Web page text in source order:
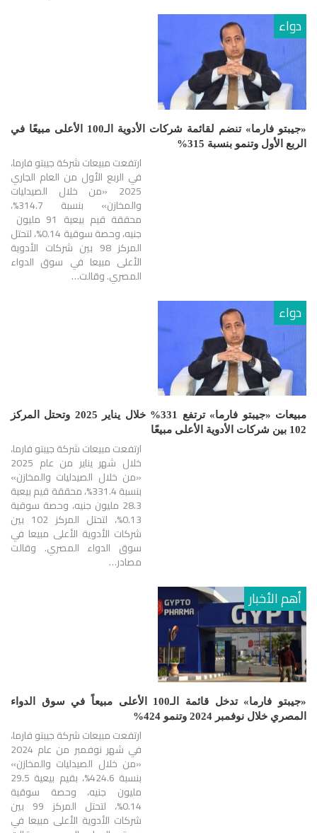
دواء
«جيبتو فارما» تنضم لقائمة شركات الأدوية الـ100 الأعلى مبيعًا في
الربع الأول وتنمو بنسبة 315%
ارتفعت مبيعات شركة جيبتو فارما،
في الربع الأول من العام الجاري
2025 «من خلال الصيدليات
والمخازن» بنسبة 314.7%،
محققة قيم بيعية 91 مليون
جنيه، وحصة سوقية 0.14%، لتحتل
المركز 98 بين شركات الأدوية
الأعلى مبيعا في سوق الدواء
المصري. وقالت…
دواء
مبيعات «جيبتو فارما» ترتفع 331% خلال يناير 2025 وتحتل المركز
102 بين شركات الأدوية الأعلى مبيعًا
ارتفعت مبيعات شركة جيبتو فارما،
خلال شهر يناير من عام 2025
«من خلال الصيدليات والمخازن»
بنسبة 331.4%، محققة قيم بيعية
28.3 مليون جنيه، وحصة سوقية
0.13%، لتحتل المركز 102 بين
شركات الأدوية الأعلى مبيعا في
سوق الدواء المصري. وقالت
مصادر…
أهم الأخبار
«جيبتو فارما» تدخل قائمة الـ100 الأعلى مبيعاً في سوق الدواء
المصري خلال نوفمبر 2024 وتنمو 424%
ارتفعت مبيعات شركة جيبتو فارما،
في شهر نوفمبر من عام 2024
«من خلال الصيدليات والمخازن»
بنسبة 424.6%، بقيم بيعية 29.5
مليون جنيه، وحصة سوقية
0.14%، لتحتل المركز 99 بين
شركات الأدوية الأعلى مبيعا في